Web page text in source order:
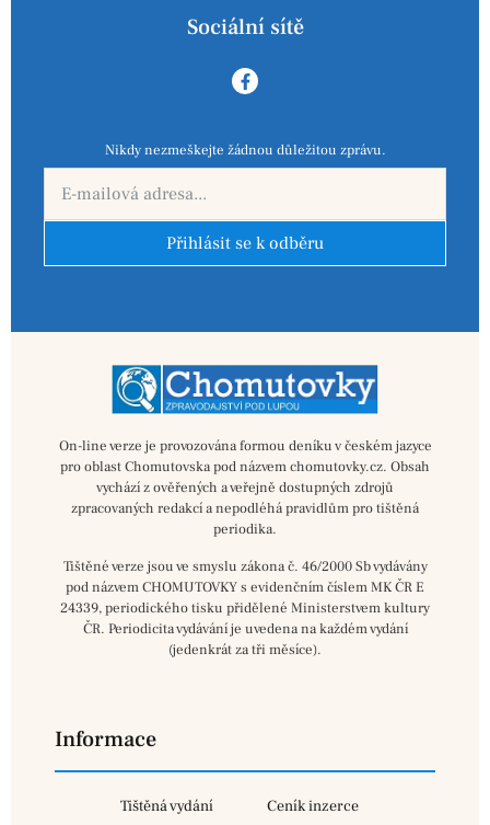
Sociální sítě
Nikdy nezmeškejte žádnou důležitou zprávu.
Přihlásit se k odběru
On-line verze je provozována formou deníku v českém jazyce
pro oblast Chomutovska pod názvem chomutovky.cz. Obsah
vychází z ověřených a veřejně dostupných zdrojů
zpracovaných redakcí a nepodléhá pravidlům pro tištěná
periodika.
Tištěné verze jsou ve smyslu zákona č. 46/2000 Sb vydávány
pod názvem CHOMUTOVKY s evidenčním číslem MK ČR E
24339, periodického tisku přidělené Ministerstvem kultury
ČR. Periodicita vydávání je uvedena na každém vydání
(jedenkrát za tři měsíce).
Informace
Tištěná vydání Ceník inzerce